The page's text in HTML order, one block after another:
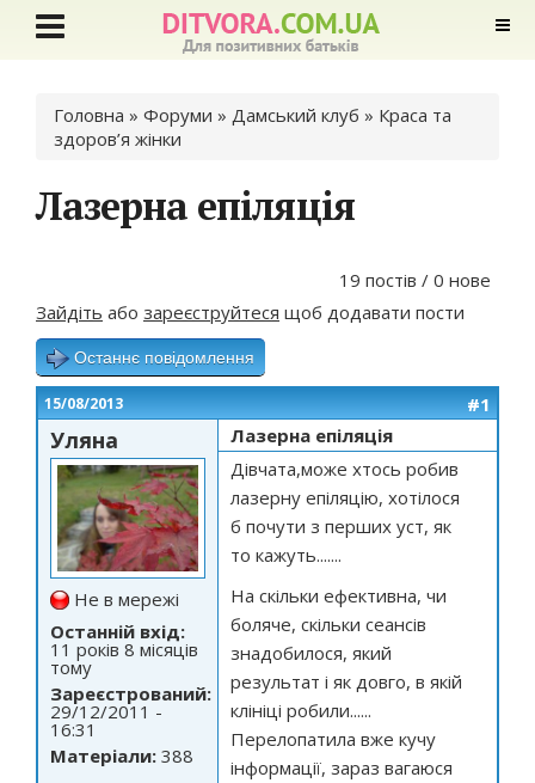
Ви є тут
Головна » Форуми » Дамський клуб » Краса та
здоров’я жінки
Лазерна епіляція
19 постів / 0 нове
Зайдіть або зареєструйтеся щоб додавати пости
Останнє повідомлення
15/08/2013 #1
Уляна
Не в мережі
Останній вхід:
11 років 8 місяців
тому
Зареєстрований:
29/12/2011 -
16:31
Матеріали: 388
Лазерна епіляція
Дівчата,може хтось робив
лазерну епіляцію, хотілося
б почути з перших уст, як
то кажуть.......
На скільки ефективна, чи
боляче, скільки сеансів
знадобилося, який
результат і як довго, в якій
клініці робили......
Перелопатила вже кучу
інформації, зараз вагаюся